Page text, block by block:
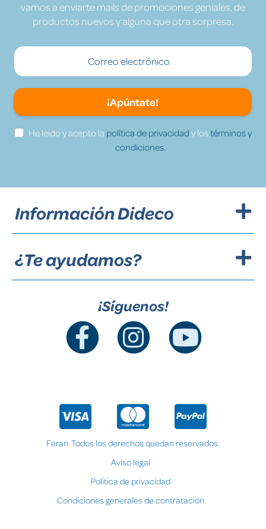
vamos a enviarte mails de promociones geniales, de
productos nuevos y alguna que otra sorpresa.
¡Apúntate!
He leído y acepto la política de privacidad y lostérminos y
condiciones.
Información Dideco
¿Te ayudamos?
¡Síguenos!
Feran. Todos los derechos quedan reservados.
Aviso legal
Política de privacidad
Condiciones generales de contratación